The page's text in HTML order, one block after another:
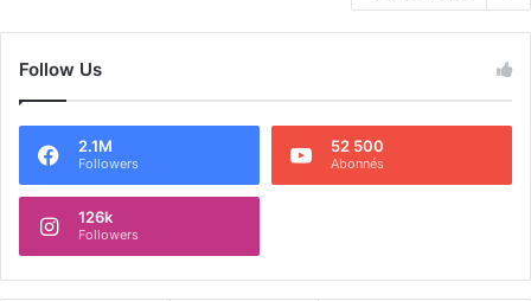
Follow Us
2.1M
Followers
52 500
Abonnés
126k
Followers